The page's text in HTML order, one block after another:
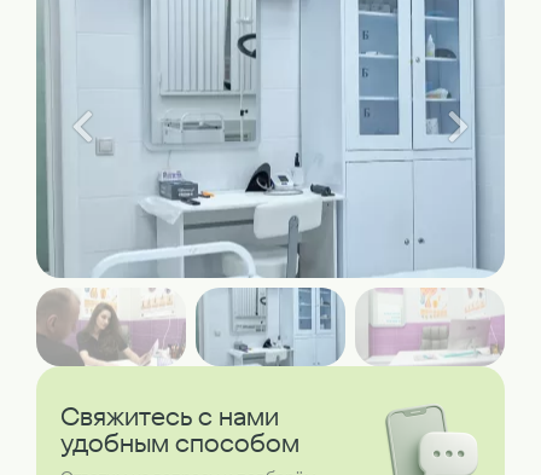
Свяжитесь с нами
удобным способом